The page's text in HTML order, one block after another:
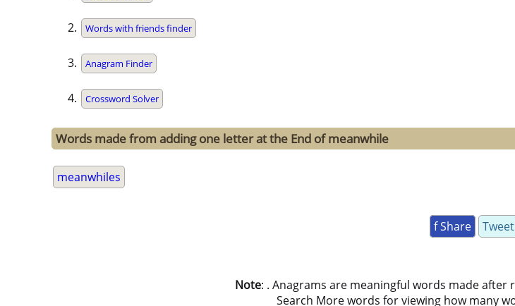
Words with friends finder
Anagram Finder
Crossword Solver
Words made from adding one letter at the End of meanwhile
meanwhiles
f Share Tweet
Note: . Anagrams are meaningful words made
Search More words for viewing how many